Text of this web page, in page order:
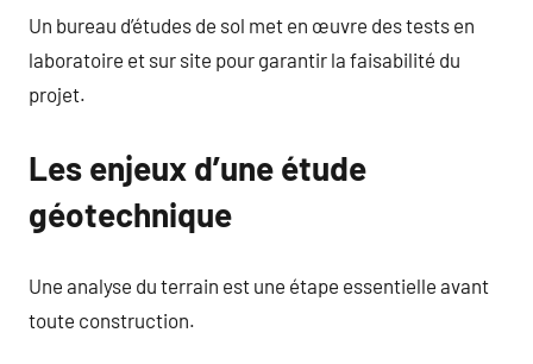
Un bureau d’études de sol met en œuvre des tests en
laboratoire et sur site pour garantir la faisabilité du
projet.
Les enjeux d’une étude
géotechnique
Une analyse du terrain est une étape essentielle avant
toute construction.